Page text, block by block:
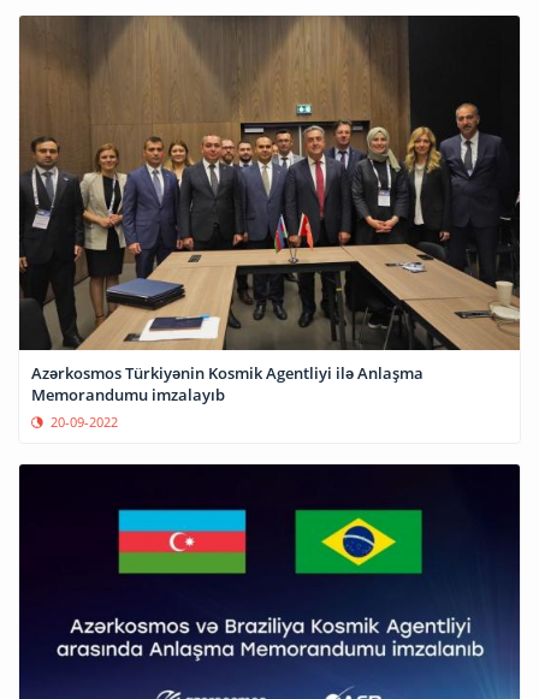
Azərkosmos Türkiyənin Kosmik Agentliyi ilə Anlaşma
Memorandumu imzalayıb
20-09-2022